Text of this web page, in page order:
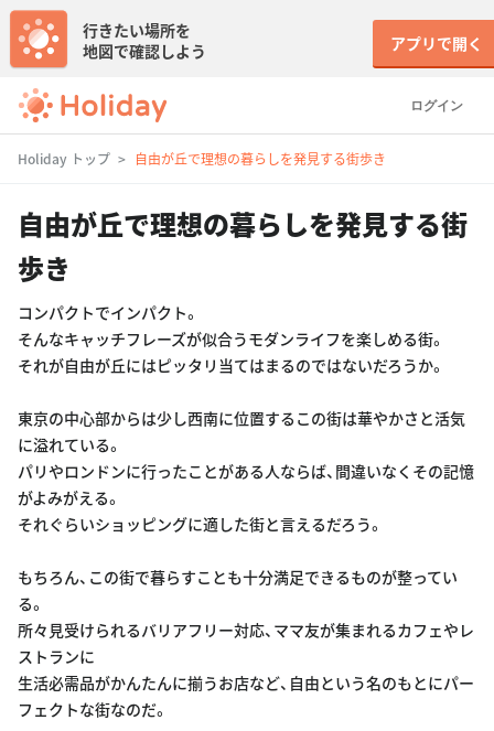
ログイン
行きたい場所を
地図で確認しよう
アプリで開く
Holiday トップ 自由が丘で理想の暮らしを発見する街歩き
自由が丘で理想の暮らしを発見する街
歩き
コンパクトでインパクト。
そんなキャッチフレーズが似合うモダンライフを楽しめる街。
それが自由が丘にはピッタリ当てはまるのではないだろうか。
東京の中心部からは少し西南に位置するこの街は華やかさと活気
に溢れている。
パリやロンドンに行ったことがある人ならば、間違いなくその記憶
がよみがえる。
それぐらいショッピングに適した街と言えるだろう。
もちろん、この街で暮らすことも十分満足できるものが整ってい
る。
所々見受けられるバリアフリー対応、ママ友が集まれるカフェやレ
ストランに
生活必需品がかんたんに揃うお店など、自由という名のもとにパー
フェクトな街なのだ。